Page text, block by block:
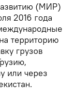
(МИР)
2016 года
территорию
грузов
или через